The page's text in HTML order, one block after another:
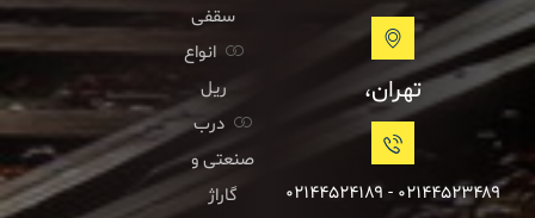
تهران،
۰۲۱۴۴۵۲۳۴۸۹ - ۰۲۱۴۴۵۲۴۱۸۹
سقفی
انواع
ریل
درب
صنعتی و
گاراژ